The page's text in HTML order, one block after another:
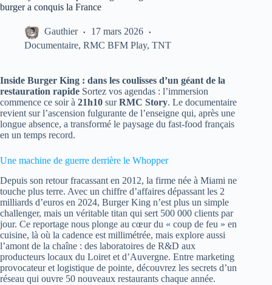
burger a conquis la France
Gauthier
17 mars 2026
Documentaire, RMC BFM Play, TNT
Inside Burger King : dans les coulisses d’un géant de la
restauration rapide Sortez vos agendas : l’immersion
commence ce soir à 21h10 surRMC Story. Le documentaire
revient sur l’ascension fulgurante de l’enseigne qui, après une
longue absence, a transformé le paysage du fast-food français
en un temps record.
Une machine de guerre derrière le Whopper
Depuis son retour fracassant en 2012, la firme née à Miami ne
touche plus terre. Avec un chiffre d’affaires dépassant les 2
milliards d’euros en 2024, Burger King n’est plus un simple
challenger, mais un véritable titan qui sert 500 000 clients par
jour. Ce reportage nous plonge au cœur du « coup de feu » en
cuisine, là où la cadence est millimétrée, mais explore aussi
l’amont de la chaîne : des laboratoires de R&D aux
producteurs locaux du Loiret et d’Auvergne. Entre marketing
provocateur et logistique de pointe, découvrez les secrets d’un
réseau qui ouvre 50 nouveaux restaurants chaque année.